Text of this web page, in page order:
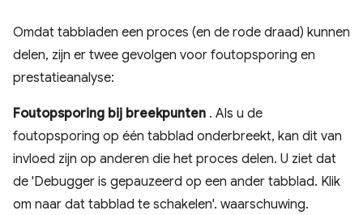
Omdat tabbladen een proces (en de rode draad) kunnen
delen, zijn er twee gevolgen voor foutopsporing en
prestatieanalyse:
Foutopsporing bij breekpunten . Als u de
foutopsporing op één tabblad onderbreekt, kan dit van
invloed zijn op anderen die het proces delen. U ziet dat
de 'Debugger is gepauzeerd op een ander tabblad. Klik
om naar dat tabblad te schakelen'. waarschuwing.